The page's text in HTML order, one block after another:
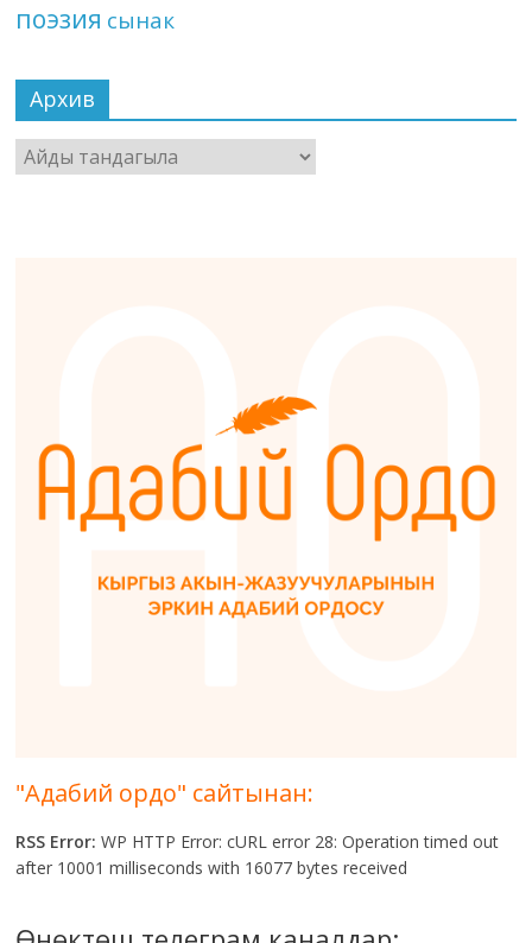
поэзия сынак
Архив
Архив
"Адабий ордо" сайтынан:
RSS Error: WP HTTP Error: cURL error 28: Operation timed out
after 10001 milliseconds with 16077 bytes received